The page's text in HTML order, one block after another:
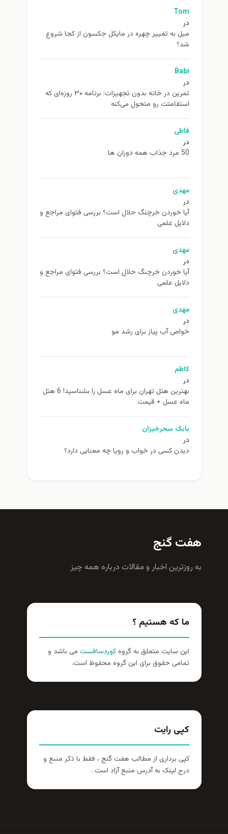
Tom
در
ميل به تغيير چهره در مایکل جکسون از كجا شروع
شد؟
Babi
در
تمرین در خانه بدون تجهیزات: برنامه ۳۰ روزه‌ای که
استقامتت رو متحول می‌کنه
فاطی
در
50 مرد جذاب همه دوران ها
مهدی
در
آیا خوردن خرچنگ حلال است؟ بررسی فتوای مراجع و
دلایل علمی
مهدی
در
آیا خوردن خرچنگ حلال است؟ بررسی فتوای مراجع و
دلایل علمی
مهدی
در
خواص آب پیاز برای رشد مو
کاظم
در
بهترین هتل تهران برای ماه عسل را بشناسید! 6 هتل
ماه عسل + قیمت
بابک سحرخیزان
در
دیدن کسی در خواب و رویا چه معنایی دارد؟
هفت گنج
به روزترين اخبار و مقالات درباره همه چيز
ما که هستیم ؟
این سایت متعلق به گروهکوردسافست می باشد و
تمامی حقوق برای این گروه محفوظ است.
کپی رایت
کپی برداری از مطالب هفت گنج ، فقط با ذکر منبع و
درج لینک به آدرس منبع آزاد است .